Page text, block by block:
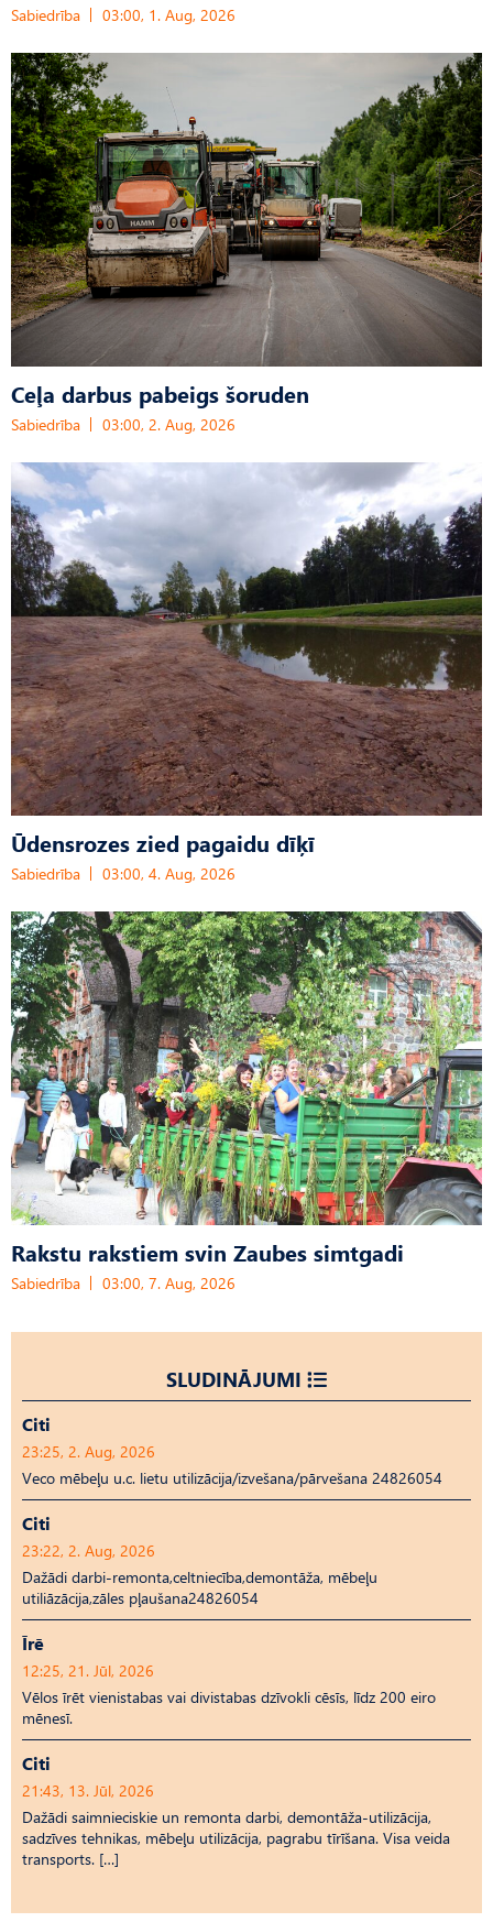
Sabiedrība 03:00, 1. Aug, 2026
Ceļa darbus pabeigs šoruden
Sabiedrība 03:00, 2. Aug, 2026
Ūdensrozes zied pagaidu dīķī
Sabiedrība 03:00, 4. Aug, 2026
Rakstu rakstiem svin Zaubes simtgadi
Sabiedrība 03:00, 7. Aug, 2026
SLUDINĀJUMI
Citi
23:25, 2. Aug, 2026
Veco mēbeļu u.c. lietu utilizācija/izvešana/pārvešana 24826054
Citi
23:22, 2. Aug, 2026
Dažādi darbi-remonta,celtniecība,demontāža, mēbeļu
utiliāzācija,zāles pļaušana24826054
Īrē
12:25, 21. Jūl, 2026
Vēlos īrēt vienistabas vai divistabas dzīvokli cēsīs, līdz 200 eiro
mēnesī.
Citi
21:43, 13. Jūl, 2026
Dažādi saimnieciskie un remonta darbi, demontāža-utilizācija,
sadzīves tehnikas, mēbeļu utilizācija, pagrabu tīrīšana. Visa veida
transports. […]